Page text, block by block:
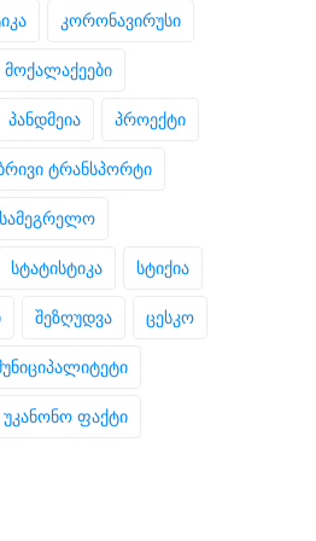
კორონავირუსი
მოქალაქეები
პანდმეია პროექტი
ტრანსპორტი
სამეგრელო
სტატისტიკა სტიქია
შეზღუდვა ცესკო
უკანონო ფაქტი